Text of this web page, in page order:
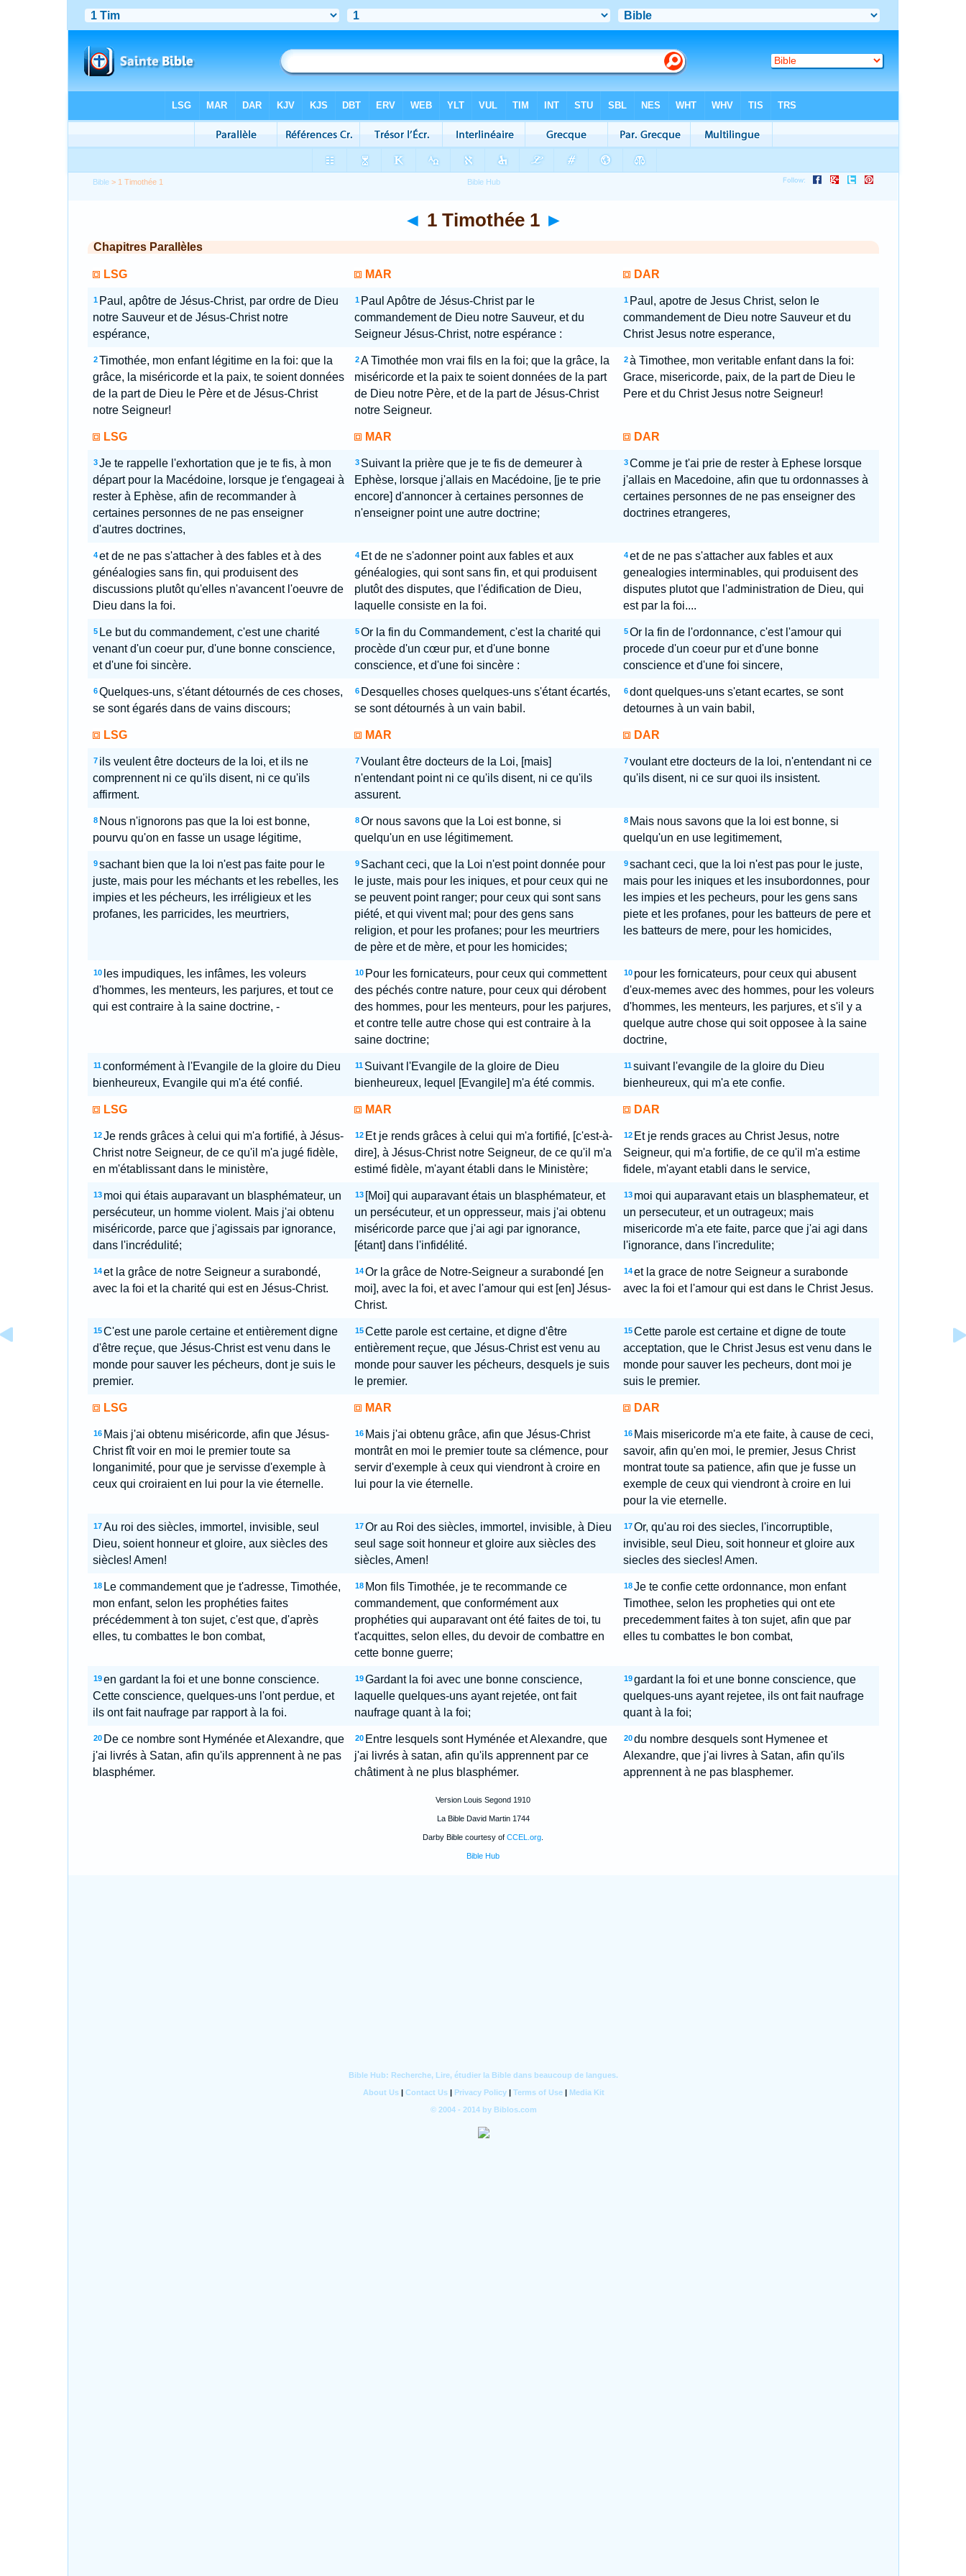
Bible > 1 Timothée 1
◄ 1 Timothée 1 ►
Chapitres Parallèles
LSG MAR DAR
1 Paul, apôtre de Jésus-Christ, par ordre de Dieu
notre Sauveur et de Jésus-Christ notre
espérance,
1 Paul Apôtre de Jésus-Christ par le
commandement de Dieu notre Sauveur, et du
Seigneur Jésus-Christ, notre espérance :
1 Paul, apotre de Jesus Christ, selon le
commandement de Dieu notre Sauveur et du
Christ Jesus notre esperance,
2 Timothée, mon enfant légitime en la foi: que la
grâce, la miséricorde et la paix, te soient données
de la part de Dieu le Père et de Jésus-Christ
notre Seigneur!
2 A Timothée mon vrai fils en la foi; que la grâce, la
miséricorde et la paix te soient données de la part
de Dieu notre Père, et de la part de Jésus-Christ
notre Seigneur.
2 à Timothee, mon veritable enfant dans la foi:
Grace, misericorde, paix, de la part de Dieu le
Pere et du Christ Jesus notre Seigneur!
LSG MAR DAR
3 Je te rappelle l'exhortation que je te fis, à mon
départ pour la Macédoine, lorsque je t'engageai à
rester à Ephèse, afin de recommander à
certaines personnes de ne pas enseigner
d'autres doctrines,
3 Suivant la prière que je te fis de demeurer à
Ephèse, lorsque j'allais en Macédoine, [je te prie
encore] d'annoncer à certaines personnes de
n'enseigner point une autre doctrine;
3 Comme je t'ai prie de rester à Ephese lorsque
j'allais en Macedoine, afin que tu ordonnasses à
certaines personnes de ne pas enseigner des
doctrines etrangeres,
4 et de ne pas s'attacher à des fables et à des
généalogies sans fin, qui produisent des
discussions plutôt qu'elles n'avancent l'oeuvre de
Dieu dans la foi.
4 Et de ne s'adonner point aux fables et aux
généalogies, qui sont sans fin, et qui produisent
plutôt des disputes, que l'édification de Dieu,
laquelle consiste en la foi.
4 et de ne pas s'attacher aux fables et aux
genealogies interminables, qui produisent des
disputes plutot que l'administration de Dieu, qui
est par la foi....
5 Le but du commandement, c'est une charité
venant d'un coeur pur, d'une bonne conscience,
et d'une foi sincère.
5 Or la fin du Commandement, c'est la charité qui
procède d'un cœur pur, et d'une bonne
conscience, et d'une foi sincère :
5 Or la fin de l'ordonnance, c'est l'amour qui
procede d'un coeur pur et d'une bonne
conscience et d'une foi sincere,
6 Quelques-uns, s'étant détournés de ces choses,
se sont égarés dans de vains discours;
6 Desquelles choses quelques-uns s'étant écartés,
se sont détournés à un vain babil.
6 dont quelques-uns s'etant ecartes, se sont
detournes à un vain babil,
LSG MAR DAR
7 ils veulent être docteurs de la loi, et ils ne
comprennent ni ce qu'ils disent, ni ce qu'ils
affirment.
7 Voulant être docteurs de la Loi, [mais]
n'entendant point ni ce qu'ils disent, ni ce qu'ils
assurent.
7 voulant etre docteurs de la loi, n'entendant ni ce
qu'ils disent, ni ce sur quoi ils insistent.
8 Nous n'ignorons pas que la loi est bonne,
pourvu qu'on en fasse un usage légitime,
8 Or nous savons que la Loi est bonne, si
quelqu'un en use légitimement.
8 Mais nous savons que la loi est bonne, si
quelqu'un en use legitimement,
9 sachant bien que la loi n'est pas faite pour le
juste, mais pour les méchants et les rebelles, les
impies et les pécheurs, les irréligieux et les
profanes, les parricides, les meurtriers,
9 Sachant ceci, que la Loi n'est point donnée pour
le juste, mais pour les iniques, et pour ceux qui ne
se peuvent point ranger; pour ceux qui sont sans
piété, et qui vivent mal; pour des gens sans
religion, et pour les profanes; pour les meurtriers
de père et de mère, et pour les homicides;
9 sachant ceci, que la loi n'est pas pour le juste,
mais pour les iniques et les insubordonnes, pour
les impies et les pecheurs, pour les gens sans
piete et les profanes, pour les batteurs de pere et
les batteurs de mere, pour les homicides,
10 les impudiques, les infâmes, les voleurs
d'hommes, les menteurs, les parjures, et tout ce
qui est contraire à la saine doctrine, -
10 Pour les fornicateurs, pour ceux qui commettent
des péchés contre nature, pour ceux qui dérobent
des hommes, pour les menteurs, pour les parjures,
et contre telle autre chose qui est contraire à la
saine doctrine;
10 pour les fornicateurs, pour ceux qui abusent
d'eux-memes avec des hommes, pour les voleurs
d'hommes, les menteurs, les parjures, et s'il y a
quelque autre chose qui soit opposee à la saine
doctrine,
11 conformément à l'Evangile de la gloire du Dieu
bienheureux, Evangile qui m'a été confié.
11 Suivant l'Evangile de la gloire de Dieu
bienheureux, lequel [Evangile] m'a été commis.
11 suivant l'evangile de la gloire du Dieu
bienheureux, qui m'a ete confie.
LSG MAR DAR
12 Je rends grâces à celui qui m'a fortifié, à Jésus-
Christ notre Seigneur, de ce qu'il m'a jugé fidèle,
en m'établissant dans le ministère,
12 Et je rends grâces à celui qui m'a fortifié, [c'est-à-
dire], à Jésus-Christ notre Seigneur, de ce qu'il m'a
estimé fidèle, m'ayant établi dans le Ministère;
12 Et je rends graces au Christ Jesus, notre
Seigneur, qui m'a fortifie, de ce qu'il m'a estime
fidele, m'ayant etabli dans le service,
13 moi qui étais auparavant un blasphémateur, un
persécuteur, un homme violent. Mais j'ai obtenu
miséricorde, parce que j'agissais par ignorance,
dans l'incrédulité;
13 [Moi] qui auparavant étais un blasphémateur, et
un persécuteur, et un oppresseur, mais j'ai obtenu
miséricorde parce que j'ai agi par ignorance,
[étant] dans l'infidélité.
13 moi qui auparavant etais un blasphemateur, et
un persecuteur, et un outrageux; mais
misericorde m'a ete faite, parce que j'ai agi dans
l'ignorance, dans l'incredulite;
14 et la grâce de notre Seigneur a surabondé,
avec la foi et la charité qui est en Jésus-Christ.
14 Or la grâce de Notre-Seigneur a surabondé [en
moi], avec la foi, et avec l'amour qui est [en] Jésus-
Christ.
14 et la grace de notre Seigneur a surabonde
avec la foi et l'amour qui est dans le Christ Jesus.
15 C'est une parole certaine et entièrement digne
d'être reçue, que Jésus-Christ est venu dans le
monde pour sauver les pécheurs, dont je suis le
premier.
15 Cette parole est certaine, et digne d'être
entièrement reçue, que Jésus-Christ est venu au
monde pour sauver les pécheurs, desquels je suis
le premier.
15 Cette parole est certaine et digne de toute
acceptation, que le Christ Jesus est venu dans le
monde pour sauver les pecheurs, dont moi je
suis le premier.
LSG MAR DAR
16 Mais j'ai obtenu miséricorde, afin que Jésus-
Christ fît voir en moi le premier toute sa
longanimité, pour que je servisse d'exemple à
ceux qui croiraient en lui pour la vie éternelle.
16 Mais j'ai obtenu grâce, afin que Jésus-Christ
montrât en moi le premier toute sa clémence, pour
servir d'exemple à ceux qui viendront à croire en
lui pour la vie éternelle.
16 Mais misericorde m'a ete faite, à cause de ceci,
savoir, afin qu'en moi, le premier, Jesus Christ
montrat toute sa patience, afin que je fusse un
exemple de ceux qui viendront à croire en lui
pour la vie eternelle.
17 Au roi des siècles, immortel, invisible, seul
Dieu, soient honneur et gloire, aux siècles des
siècles! Amen!
17 Or au Roi des siècles, immortel, invisible, à Dieu
seul sage soit honneur et gloire aux siècles des
siècles, Amen!
17 Or, qu'au roi des siecles, l'incorruptible,
invisible, seul Dieu, soit honneur et gloire aux
siecles des siecles! Amen.
18 Le commandement que je t'adresse, Timothée,
mon enfant, selon les prophéties faites
précédemment à ton sujet, c'est que, d'après
elles, tu combattes le bon combat,
18 Mon fils Timothée, je te recommande ce
commandement, que conformément aux
prophéties qui auparavant ont été faites de toi, tu
t'acquittes, selon elles, du devoir de combattre en
cette bonne guerre;
18 Je te confie cette ordonnance, mon enfant
Timothee, selon les propheties qui ont ete
precedemment faites à ton sujet, afin que par
elles tu combattes le bon combat,
19 en gardant la foi et une bonne conscience.
Cette conscience, quelques-uns l'ont perdue, et
ils ont fait naufrage par rapport à la foi.
19 Gardant la foi avec une bonne conscience,
laquelle quelques-uns ayant rejetée, ont fait
naufrage quant à la foi;
19 gardant la foi et une bonne conscience, que
quelques-uns ayant rejetee, ils ont fait naufrage
quant à la foi;
20 De ce nombre sont Hyménée et Alexandre, que
j'ai livrés à Satan, afin qu'ils apprennent à ne pas
blasphémer.
20 Entre lesquels sont Hyménée et Alexandre, que
j'ai livrés à satan, afin qu'ils apprennent par ce
châtiment à ne plus blasphémer.
20 du nombre desquels sont Hymenee et
Alexandre, que j'ai livres à Satan, afin qu'ils
apprennent à ne pas blasphemer.
Version Louis Segond 1910
La Bible David Martin 1744
Darby Bible courtesy of CCEL.org
Bible Hub